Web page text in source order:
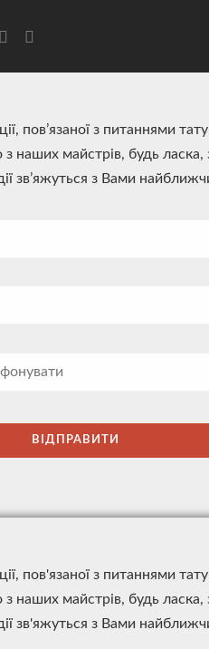
пов’язаної з питаннями
наших майстрів, будь ласка,
зв’яжуться з Вами
пов'язаної з питаннями
наших майстрів, будь ласка,
зв'яжуться з Вами